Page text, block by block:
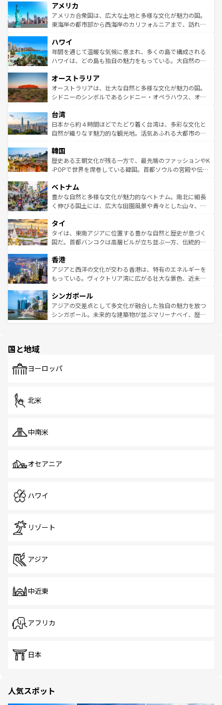
ンツ一覧を参照してほしい。
の建物がそのまま残る町や、スイスならではのユニークな
博物館もあり、アルプス観光だけでなく町歩きも満喫する
ことができる。国民の所得が高いため物価も高いが、旅行
ば市内交通費無料で観光を楽しむこともできる。 なお、新
着のスイス情報はコンテンツ一覧 を参照してほしい。
アメリカ
アメリカ合衆国は、広大な土地と多様な文化が魅力の国。
東海岸の都市部から西海岸のカリフォルニアまで、訪れる
のような巨大都市は、観光、ショッピング、エンターテイ
ンメントが詰まった刺激的なスポットだ。一方、アメリカ
西部には大自然が広がり、グランドキャニオンやイエロー
部のニューオーリンズでは、音楽と美食が融合した独特の
文化が魅力。旅行者はアメリカの各地域で異なる魅力を楽
しみながら、その多様性と豊かな歴史を感じることができ
ならではの贅沢な旅のスタイルだ。 なお、新着のアメリカ
情報はコンテンツ一覧を参照してほしい。
ハワイ
年間を通じて温暖な気候に恵まれ、多くの島で構成される
ハワイは、どの島も独自の魅力をもっている。大自然の神
ワイ島は見逃せない。また、定番の観光地といえばオアフ
島だが、静かな自然を求めるならマウイ島やカウアイ島が
おすすめ。エメラルドグリーンに輝く海をはじめ、豊かな
れるおもてなしの心で訪れる人々を迎えてくれるハワイの
人々、おいしいローカルフードやハワイアンミュージッ
ク、伝統的なフラダンスなど、すべてがハワイの魅力を彩
ワイを、存分に味わってほしい。 なお、新着のハワイ情報
はコンテンツ一覧を参照してほしい。
オーストラリア
オーストラリアは、壮大な自然と多様な文化が魅力の国。
シドニーのシンボルであるシドニー・オペラハウス、オー
リアリーフや大陸中央部にそびえるウルル（エアーズロッ
ク）、タスマニアの美しい原生林やケアンズの熱帯雨林な
ど、見どころがたくさん。また、カフェやワイン、オージ
いる。アクティビティも充実しており、サーフィンやダイ
ビング、ハイキングなど、アウトドア好きにはたまらな
い。オーストラリアの多彩な魅力を存分に味わいつくそ
参照してほしい。
台湾
日本から約４時間ほどでたどり着く台湾は、多彩な文化と
自然が織りなす魅力的な観光地。活気あふれる大都市の台
ン）、静ひつな山岳地帯である台湾東部など、都市の喧騒
と山間の静けさが共存しており、訪れる人に新しい発見と
驚きをもたらしてくれる。また、奥深い台湾の食文化も魅
容にもいいと評判のスイーツなど、バラエティ豊かな料理
が味わえる。 なお、新着の台湾情報は コンテンツ一覧を参
照してほしい。
韓国
歴史ある王朝文化が残る一方で、最先端のファッションやK
-POPで世界を席巻している韓国。首都ソウルの宮殿や伝統
き、地方に足を延ばせば四季折々の自然美を楽しむことが
できる。そして、キムチや焼肉、絶品のストリートフード
まで、さまざまな韓国料理が待っている。夜には、韓国な
リティに包まれながら、韓国の多彩な魅力を心ゆくまで味
わってみてほしい。 なお、新着の韓国情報はコンテンツ一
覧を参照してほしい。
ベトナム
豊かな自然と多様な文化が魅力的なベトナム。南北に細長
く伸びる国土には、広大な田園風景や青々とした山々、世
急速な発展と共に伝統が息づく。ハノイの古い町並みやホ
ーチミン市のフランス統治時代の建物も、独特の雰囲気を
醸し出している。また、バラエティの豊かさとおいしさで
とつ。フォーやバインミー、ベトナムコーヒーなどは、ぜ
ひ現地で味わいたい。どの地域を訪れてもあたたかい人々
が旅行者を迎えてくれるので、きっと忘れられない旅にな
参照してほしい。
タイ
タイは、東南アジアに位置する豊かな自然と歴史が息づく
国だ。首都バンコクは高層ビルが立ち並ぶ一方、伝統的な
の活気が交差している。北部ではチェンマイなどの山岳地
帯で自然と触れ合い、南部ではプーケットやクラビの美し
いビーチでリゾート気分を楽しむことができる。タイ料理
激する。気候は一年中温暖で、どの季節にも異なる楽しみ
が待っている。親しみやすいタイの人々、仏教を中心とし
た文化、そして多様な観光資源が、訪れる旅人を魅了し続
香港
アジアと西洋の文化が交わる香港は、特有のエネルギーを
もっている。ヴィクトリア湾に広がる壮大な景色、近未来
み、どこを訪れても感動するはず。観光スポットが密集し
ており、効率よく見どころを回れるのも魅力。息をのむよ
うな絶景から文化的な体験まで、香港を存分に楽しみ尽く
シンガポール
アジアの交差点として多文化が融合した独自の魅力を放つ
シンガポール。未来的な建築物が並ぶマリーナベイ、歴史
で、ホーカーズは地元の風情を楽しめる外せないスポット
国と地域
ヨーロッパ
北米
中南米
オセアニア
ハワイ
リゾート
アジア
中近東
アフリカ
日本
人気スポット